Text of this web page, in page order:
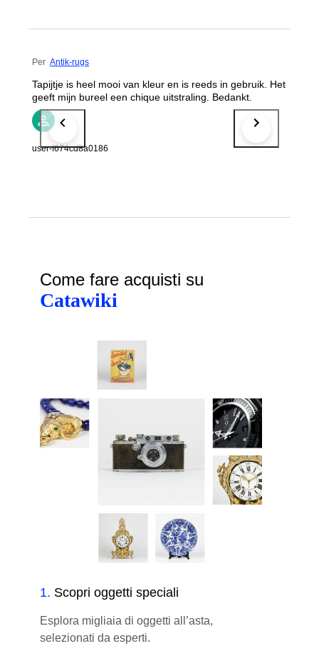
Per Antik-rugs
Tapijtje is heel mooi van kleur en is reeds in gebruik. Het
geeft mijn bureel een chique uitstraling. Bedankt.
user-f674cd8a0186
Come fare acquisti su
Catawiki
1. Scopri oggetti speciali
Esplora migliaia di oggetti all’asta,
selezionati da esperti.